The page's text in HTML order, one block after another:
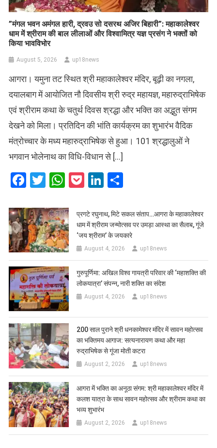
​”मंगल भवन अमंगल हारी, द्रवउ सो दसरथ अजिर बिहारी”: महाकालेश्वर
धाम में श्रीराम की बाल लीलाओं और विश्वामित्र यज्ञ प्रसंग ने भक्तों को
किया भावविभोर
August 5, 2026 up18news
आगरा। यमुना तट स्थित श्री महाकालेश्वर मंदिर, बूढ़ी का नगला,
दयालबाग में आयोजित नौ दिवसीय श्री रुद्र महायज्ञ, महारुद्राभिषेक
एवं श्रीराम कथा के चतुर्थ दिवस श्रद्धा और भक्ति का अद्भुत संगम
देखने को मिला। प्रतिदिन की भांति कार्यक्रम का शुभारंभ वैदिक
मंत्रोच्चार के मध्य महारुद्राभिषेक से हुआ। 101 श्रद्धालुओं ने
भगवान भोलेनाथ का विधि-विधान से […]
Facebook
Twitter
WhatsApp
PocketLinkedIn
प्रगटे रघुनाथ, मिटे सकल संताप…आगरा के महाकालेश्वर
धाम में श्रीराम जन्मोत्सव पर उमड़ा आस्था का सैलाब, गूंजे
‘जय श्रीराम’ के जयकारे
August 4, 2026 up18news
गुरुपूर्णिमा: अखिल विश्व गायत्री परिवार की ‘महाशक्ति की
लोकयात्रा’ संपन्न, नारी शक्ति का संदेश
August 4, 2026 up18news
200 साल पुराने श्री धनकामेश्वर मंदिर में सावन महोत्सव
का भक्तिमय आगाज: सत्यनारायण कथा और महा
रुद्राभिषेक से गूंजा मोती कटरा
August 2, 2026 up18news
आगरा में भक्ति का अनूठा संगम: श्री महाकालेश्वर मंदिर में
कलश यात्रा के साथ सावन महोत्सव और श्रीराम कथा का
भव्य शुभारंभ
August 2, 2026 up18news